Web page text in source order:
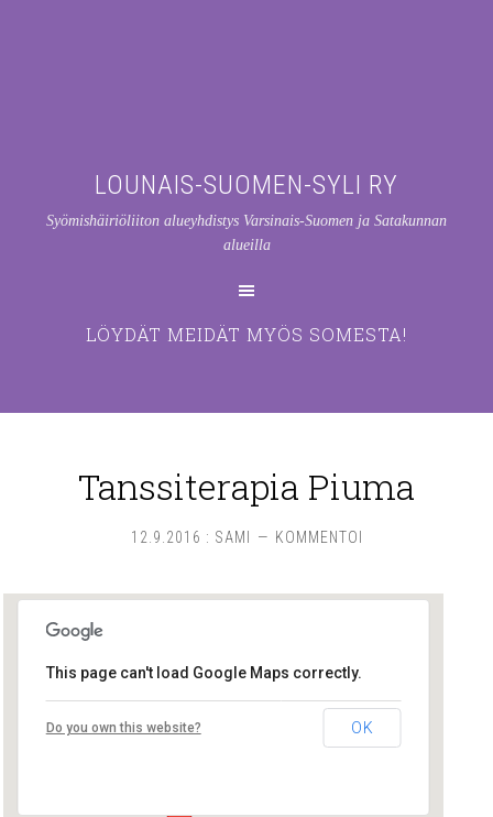
LOUNAIS-SUOMEN-SYLI RY
Syömishäiriöliiton alueyhdistys Varsinais-Suomen ja Satakunnan
alueilla
LÖYDÄT MEIDÄT MYÖS SOMESTA!
Tanssiterapia Piuma
12.9.2016 : SAMI KOMMENTOI
Tanssiterapia Piuma
Eteläkatu 17 D 3 - Pori
This page can't load Google Maps correctly.
Do you own this website? OK